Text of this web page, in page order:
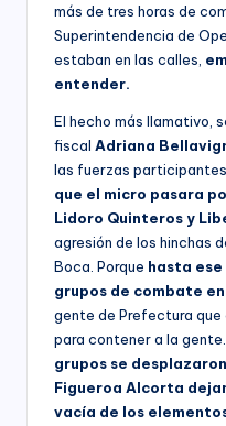
más de tres horas de
Superintendencia de
estaban en las calles,
entender.
El hecho más llamativo,
fiscal Adriana
las fuerzas
que el micro pasara
Lidoro Quinteros y
agresión de los hinchas
Boca. Porque hasta
grupos de combate
gente de Prefectura
para contener a la gente.
grupos se
Figueroa Alcorta
vacía de los